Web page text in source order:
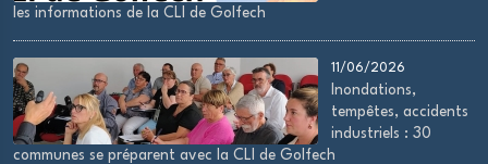
les informations de la CLI de Golfech
11/06/2026
Inondations,
tempêtes, accidents
industriels : 30
communes se préparent avec la CLI de Golfech